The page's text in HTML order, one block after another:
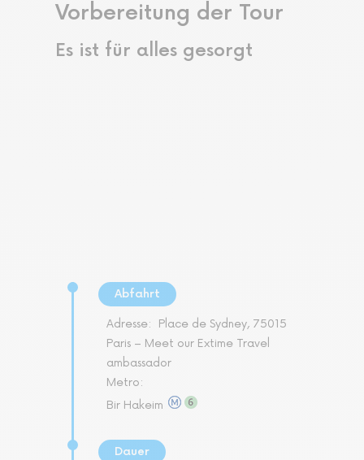
Vorbereitung der Tour
Es ist für alles gesorgt
Abfahrt
Adresse:
Place de Sydney, 75015
Paris – Meet our Extime Travel
ambassador
Metro:
Bir Hakeim
Dauer